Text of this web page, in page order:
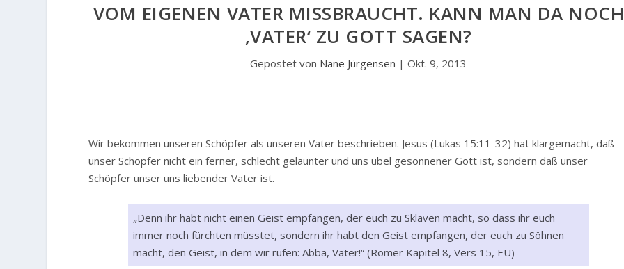
VOM EIGENEN VATER MISSBRAUCHT. KANN MAN DA NOCH ‚
VATER‘ ZU GOTT SAGEN?
Gepostet von Nane Jürgensen |Okt. 9, 2013
Wir bekommen unseren Schöpfer als unseren Vater beschrieben. Jesus (Lukas 15:11-32) hat klargemacht, daß
unser Schöpfer nicht ein ferner, schlecht gelaunter und uns übel gesonnener Gott ist, sondern daß unser
Schöpfer unser uns liebender Vater ist.
„Denn ihr habt nicht einen Geist empfangen, der euch zu Sklaven macht, so dass ihr euch
immer noch fürchten müsstet, sondern ihr habt den Geist empfangen, der euch zu Söhnen
macht, den Geist, in dem wir rufen: Abba, Vater!“ (Römer Kapitel 8, Vers 15, EU)